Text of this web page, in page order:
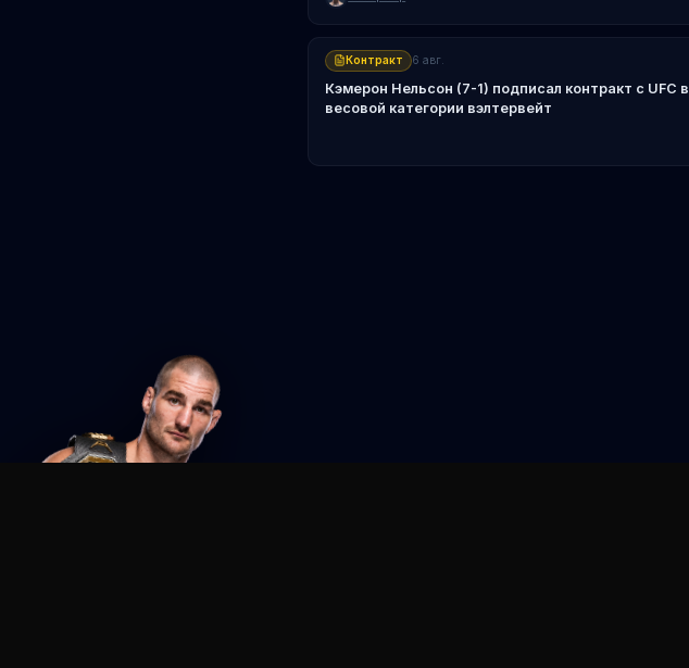
Контракт 6 авг.
Кэмерон Нельсон (7-1) подписал контракт с UFC в
весовой категории вэлтервейт